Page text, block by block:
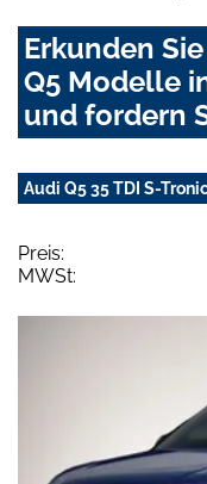
Erkunden
Q5 Modelle
und fordern
Audi Q5 35 TDI S-
Preis:
MWSt: